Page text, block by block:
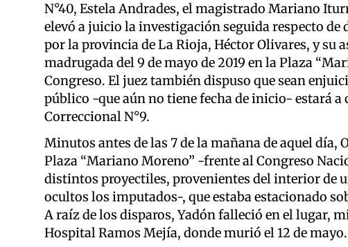
N°40, Estela Andrades, el magistrado Mariano
elevó a juicio la investigación seguida respecto
por la provincia de La Rioja, Héctor Olivares, y su
madrugada del 9 de mayo de 2019 en la Plaza
Congreso. El juez también dispuso que sean
público -que aún no tiene fecha de inicio- estará
Correccional N°9.
Minutos antes de las 7 de la mañana de aquel día,
Plaza “Mariano Moreno” -frente al Congreso
distintos proyectiles, provenientes del interior de
ocultos los imputados-, que estaba estacionado
A raíz de los disparos, Yadón falleció en el lugar,
Hospital Ramos Mejía, donde murió el 12 de mayo.